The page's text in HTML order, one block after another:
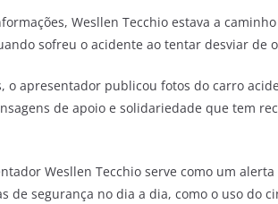
Wesllen Tecchio estava a
sofreu o acidente ao tentar desviar de
o apresentador publicou fotos do carro
de apoio e solidariedade que tem
Wesllen Tecchio serve como um
de segurança no dia a dia, como o uso do